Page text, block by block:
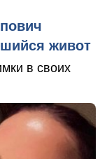
живот
в своих